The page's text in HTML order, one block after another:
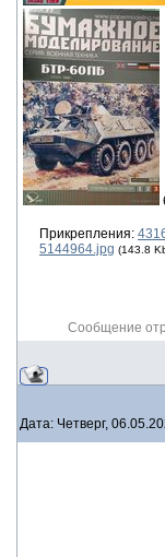
Прикрепления:
5144964.jpg (143.8
Сообщение
Дата: Четверг,